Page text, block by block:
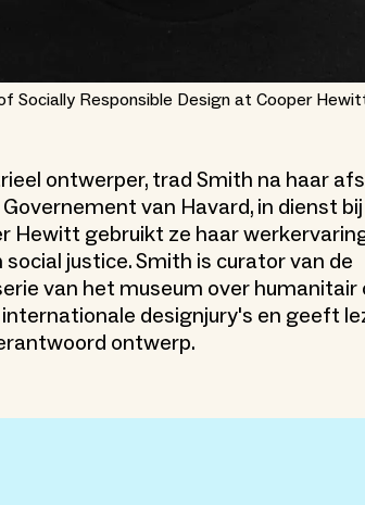
Socially Responsible Design at Cooper
ontwerper, trad Smith na haar
van Havard, in dienst
Hewitt gebruikt ze haar
justice. Smith is curator van de
van het museum over
designjury's en geeft
ontwerp.